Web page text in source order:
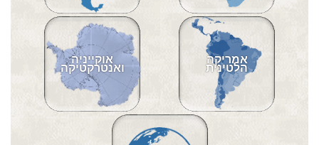
אמריקה
הלטינית
אוקייניה
ואנטרקטיקה